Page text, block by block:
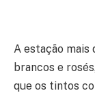
A estação mais
brancos e
que os tintos